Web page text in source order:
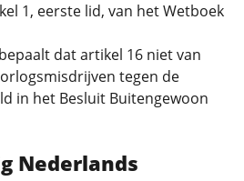
1, eerste lid, van het Wetboek
bepaalt dat artikel 16 niet van
tegen de
in het Besluit Buitengewoon
Nederlands